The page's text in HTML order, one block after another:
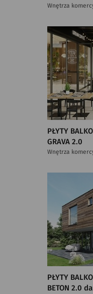
Wnętrza
PŁYTY
GRAVA 2.0
Wnętrza
PŁYTY
BETON 2.0